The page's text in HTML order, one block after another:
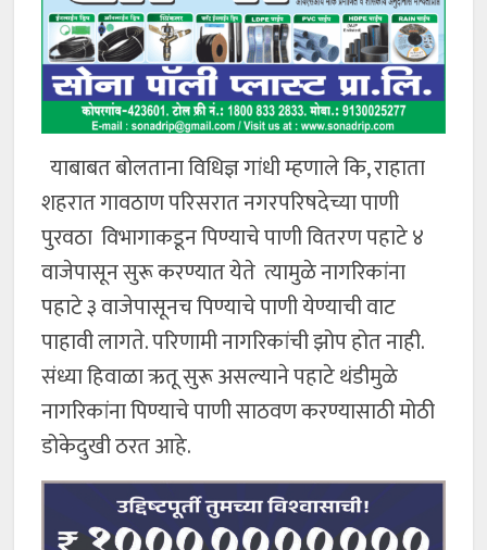
याबाबत बोलताना विधिज्ञ गांधी म्हणाले कि, राहाता
शहरात गावठाण परिसरात नगरपरिषदेच्या पाणी
पुरवठा विभागाकडून पिण्याचे पाणी वितरण पहाटे ४
वाजेपासून सुरू करण्यात येते त्यामुळे नागरिकांना
पहाटे ३ वाजेपासूनच पिण्याचे पाणी येण्याची वाट
पाहावी लागते. परिणामी नागरिकांची झोप होत नाही.
संध्या हिवाळा ऋतू सुरू असल्याने पहाटे थंडीमुळे
नागरिकांना पिण्याचे पाणी साठवण करण्यासाठी मोठी
डोकेदुखी ठरत आहे.